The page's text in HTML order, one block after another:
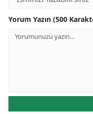
Yorum Yazın (500